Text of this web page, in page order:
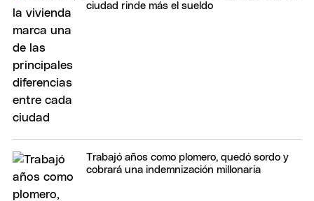
ciudad rinde más el sueldo
Trabajó años como plomero, quedó sordo y
cobrará una indemnización millonaria